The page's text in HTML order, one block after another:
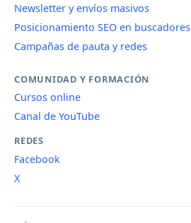
Newsletter y envíos masivos
Posicionamiento SEO en buscadores
Campañas de pauta y redes
COMUNIDAD Y FORMACIÓN
Cursos online
Canal de YouTube
REDES
Facebook
X